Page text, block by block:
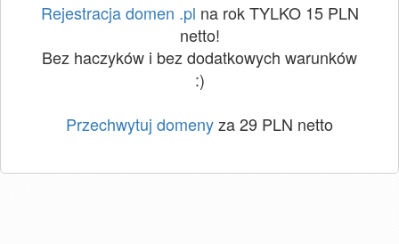
Rejestracja domen .pl na rok TYLKO 15 PLN
netto!
Bez haczyków i bez dodatkowych warunków
:)
Przechwytuj domenyza 29 PLN netto